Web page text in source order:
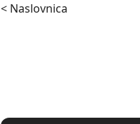
< Naslovnica